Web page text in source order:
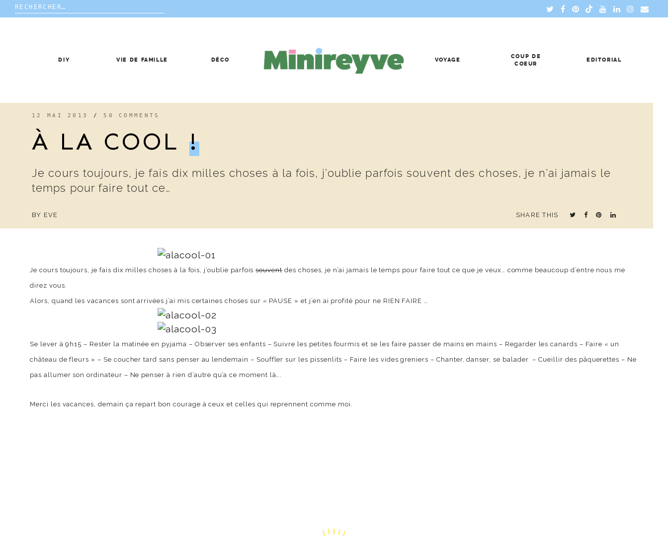
Rechercher :
DIY VIE DE FAMILLE DÉCO VOYAGE
COUP DE
COEUR
EDITORIAL
12 MAI 2013 /50 COMMENTS
À LA COOL !
Je cours toujours, je fais dix milles choses à la fois, j’oublie parfois souvent des choses, je n’ai jamais le
temps pour faire tout ce…
BY EVE SHARE THIS
Je cours toujours, je fais dix milles choses à la fois, j’oublie parfoissouvent des choses, je n’ai jamais le temps pour faire tout ce que je veux… comme beaucoup d’entre nous me
direz vous.
Alors, quand les vacances sont arrivées j’ai mis certaines choses sur « PAUSE » et j’en ai profité pour ne RIEN FAIRE …
Se lever à 9h15 – Rester la matinée en pyjama – Observer ses enfants – Suivre les petites fourmis et se les faire passer de mains en mains – Regarder les canards – Faire « un
château de fleurs » – Se coucher tard sans penser au lendemain – Souffler sur les pissenlits – Faire les vides greniers – Chanter, danser, se balader – Cueillir des pâquerettes – Ne
pas allumer son ordinateur – Ne penser à rien d’autre qu’a ce moment là….
Merci les vacances, demain ça repart bon courage à ceux et celles qui reprennent comme moi.